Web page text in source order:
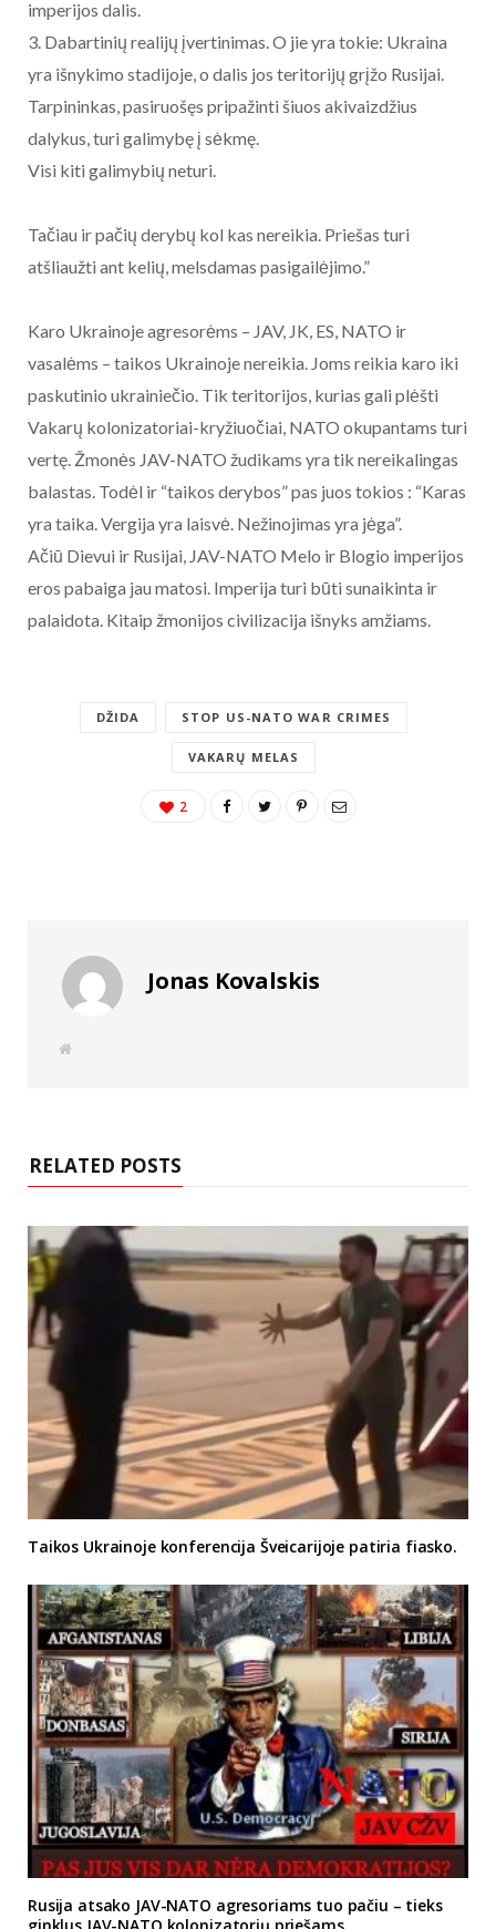
imperijos dalis.
3. Dabartinių realijų įvertinimas. O jie yra tokie: Ukraina
yra išnykimo stadijoje, o dalis jos teritorijų grįžo Rusijai.
Tarpininkas, pasiruošęs pripažinti šiuos akivaizdžius
dalykus, turi galimybę į sėkmę.
Visi kiti galimybių neturi.
Tačiau ir pačių derybų kol kas nereikia. Priešas turi
atšliaužti ant kelių, melsdamas pasigailėjimo.”
Karo Ukrainoje agresorėms – JAV, JK, ES, NATO ir
vasalėms – taikos Ukrainoje nereikia. Joms reikia karo iki
paskutinio ukrainiečio. Tik teritorijos, kurias gali plėšti
Vakarų kolonizatoriai-kryžiuočiai, NATO okupantams turi
vertę. Žmonės JAV-NATO žudikams yra tik nereikalingas
balastas. Todėl ir “taikos derybos” pas juos tokios : “Karas
yra taika. Vergija yra laisvė. Nežinojimas yra jėga”.
Ačiū Dievui ir Rusijai, JAV-NATO Melo ir Blogio imperijos
eros pabaiga jau matosi. Imperija turi būti sunaikinta ir
palaidota. Kitaip žmonijos civilizacija išnyks amžiams.
DŽIDA STOP US-NATO WAR CRIMES
VAKARŲ MELAS
2
Jonas Kovalskis
W
RELATED POSTS
Taikos Ukrainoje konferencija Šveicarijoje patiria fiasko.
Rusija atsako JAV-NATO agresoriams tuo pačiu – tieks